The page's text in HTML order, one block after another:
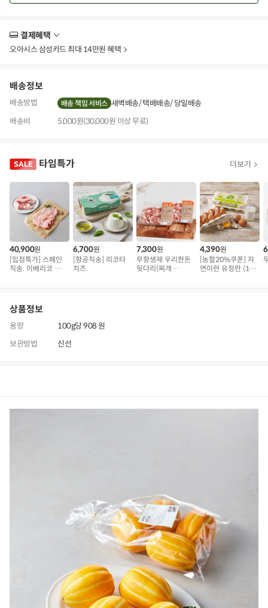
결제혜택
보
오아시스 삼성카드 최대 14만원 혜택
배송정보
배송방법 배송 책임 서비스 새벽배송 택배배송 당일배송
배송비
5,000원(30,000원 이상 무료)
타임특가 더보기
40,900원
[입점특가] 스페인
직송. 이베리코 삼
6,700원
[항공직송] 리코타
치즈
7,300원
무항생제 우리한돈
뒷다리(찌개
4,390원
[농할20%쿠폰] 자
연이란 유정란 (10
상품정보
용량
100g당 908 원
보관방법
신선